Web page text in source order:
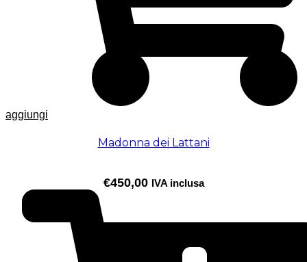
aggiungi
Madonna dei Lattani
€450,00 IVA inclusa